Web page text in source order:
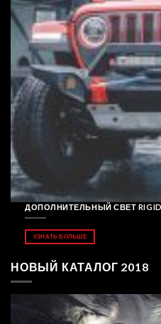
ДОПОЛНИТЕЛЬНЫЙ СВЕТ RIGID
УЗНАТЬ БОЛЬШЕ
НОВЫЙ КАТАЛОГ 2018